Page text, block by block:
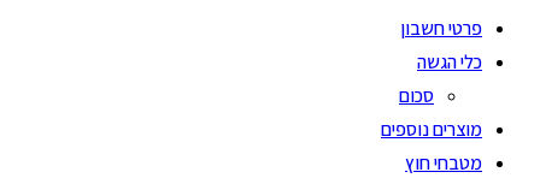
פרטי חשבון
כלי הגשה
סכום
מוצרים נוספים
מטבחי חוץ